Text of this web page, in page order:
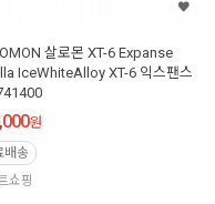
살로몬 XT-6 Expanse
IceWhiteAlloy XT-6 익스팬스
원
배송
쇼핑